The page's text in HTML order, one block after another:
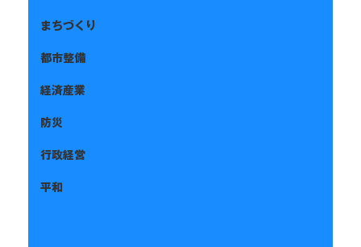
まちづくり
都市整備
経済産業
防災
行政経営
平和